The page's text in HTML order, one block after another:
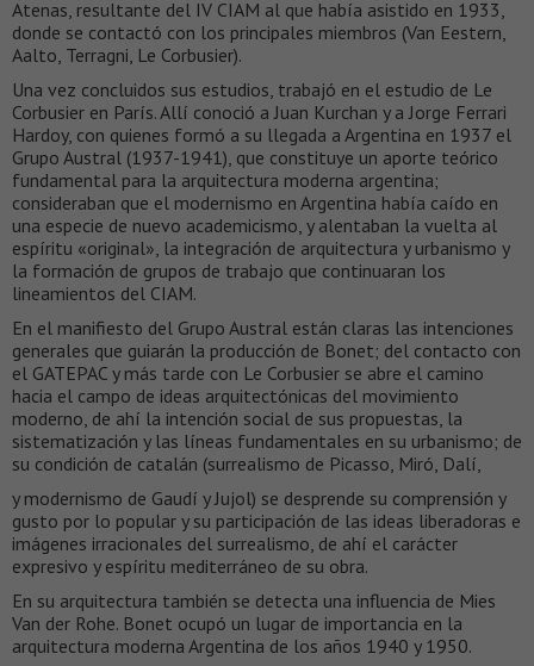
Atenas, resultante del IV CIAM al que había asistido en 1933,
donde se contactó con los principales miembros (Van Eestern,
Aalto, Terragni, Le Corbusier).
Una vez concluidos sus estudios, trabajó en el estudio de Le
Corbusier en París. Allí conoció a Juan Kurchan y a Jorge Ferrari
Hardoy, con quienes formó a su llegada a Argentina en 1937 el
Grupo Austral (1937-1941), que constituye un aporte teórico
fundamental para la arquitectura moderna argentina;
consideraban que el modernismo en Argentina había caído en
una especie de nuevo academicismo, y alentaban la vuelta al
espíritu «original», la integración de arquitectura y urbanismo y
la formación de grupos de trabajo que continuaran los
lineamientos del CIAM.
En el manifiesto del Grupo Austral están claras las intenciones
generales que guiarán la producción de Bonet; del contacto con
el GATEPAC y más tarde con Le Corbusier se abre el camino
hacia el campo de ideas arquitectónicas del movimiento
moderno, de ahí la intención social de sus propuestas, la
sistematización y las líneas fundamentales en su urbanismo; de
su condición de catalán (surrealismo de Picasso, Miró, Dalí,
y modernismo de Gaudí y Jujol) se desprende su comprensión y
gusto por lo popular y su participación de las ideas liberadoras e
imágenes irracionales del surrealismo, de ahí el carácter
expresivo y espíritu mediterráneo de su obra.
En su arquitectura también se detecta una influencia de Mies
Van der Rohe. Bonet ocupó un lugar de importancia en la
arquitectura moderna Argentina de los años 1940 y 1950.